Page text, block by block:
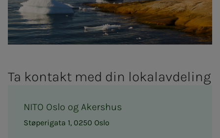
Ta kon­takt med din lo­kal­av­­­de­­­ling
NITO Oslo og Akershus
Støperigata 1, 0250 Oslo